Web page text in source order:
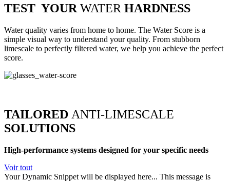
TEST YOUR WATER HARDNESS
Water quality varies from home to home. The Water Score is a
simple visual way to understand your quality. From stubborn
limescale to perfectly filtered water, we help you achieve the perfect
score.
TAILORED ANTI-LIMESCALE
SOLUTIONS
High-performance systems designed for your specific needs
Voir tout
Your Dynamic Snippet will be displayed here... This message is